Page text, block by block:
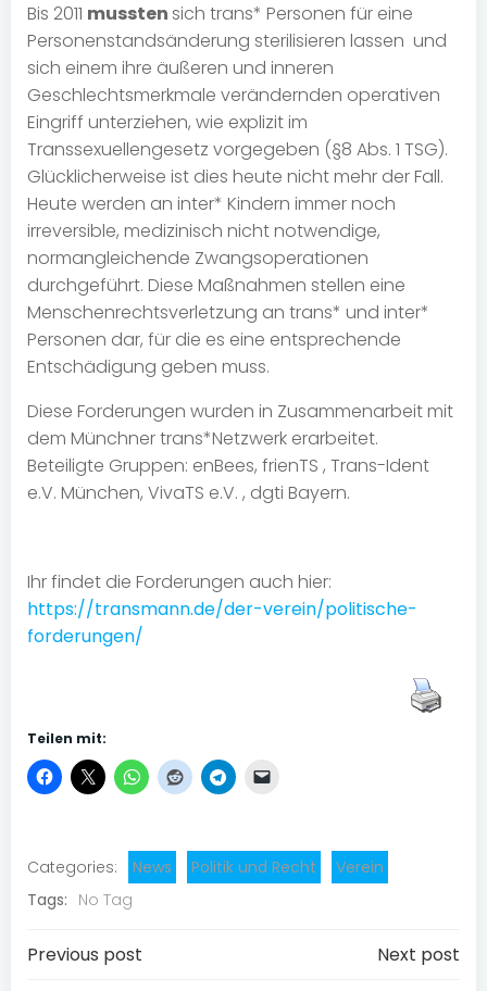
Bis 2011 musstensich trans* Personen für eine
Personenstandsänderung sterilisieren lassen und
sich einem ihre äußeren und inneren
Geschlechtsmerkmale verändernden operativen
Eingriff unterziehen, wie explizit im
Transsexuellengesetz vorgegeben (§8 Abs. 1 TSG).
Glücklicherweise ist dies heute nicht mehr der Fall.
Heute werden an inter* Kindern immer noch
irreversible, medizinisch nicht notwendige,
normangleichende Zwangsoperationen
durchgeführt. Diese Maßnahmen stellen eine
Menschenrechtsverletzung an trans* und inter*
Personen dar, für die es eine entsprechende
Entschädigung geben muss.
Diese Forderungen wurden in Zusammenarbeit mit
dem Münchner trans*Netzwerk erarbeitet.
Beteiligte Gruppen: enBees, frienTS , Trans-Ident
e.V. München, VivaTS e.V. , dgti Bayern.
Ihr findet die Forderungen auch hier:
https://transmann.de/der-verein/politische-
forderungen/
Teilen mit:
Categories: News Politik und Recht
Verein
Tags: No Tag
Post
Previous post Next post